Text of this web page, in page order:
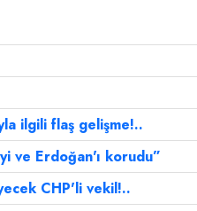
ilgili flaş gelişme!..
ve Erdoğan'ı korudu”
CHP'li vekil!..